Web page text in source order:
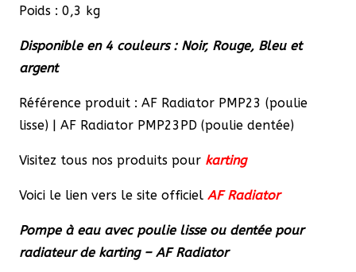
Poids : 0,3 kg
Disponible en 4 couleurs : Noir, Rouge, Bleu et
argent
Référence produit : AF Radiator PMP23 (poulie
lisse) | AF Radiator PMP23PD (poulie dentée)
Visitez tous nos produits pour karting
Voici le lien vers le site officiel AF Radiator
Pompe à eau avec poulie lisse ou dentée pour
radiateur de karting – AF Radiator